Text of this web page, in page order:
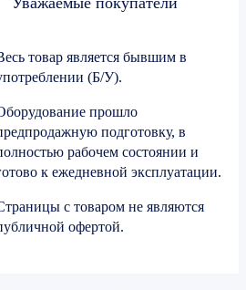
товар является бывшим в
(Б/У).
прошло
подготовку, в
рабочем состоянии и
к ежедневной эксплуатации.
с товаром не являются
офертой.